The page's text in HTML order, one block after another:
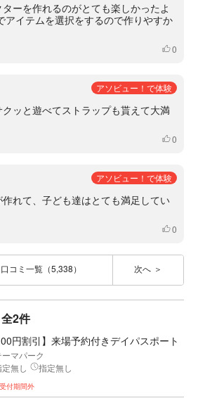
ーを作れるのがとても楽しかったよ
アイテムを選択をするので作りやすか
いいね
0
アソビュー！で体験
ッと遊べてストラップも貰えて大満
いいね
0
アソビュー！で体験
れて、子ども達はとても満足してい
いいね
0
口コミ一覧（5,338） 次へ
全2件
円割引】来場予約付きデイパスポート
ーマパーク
無し
指定無し
付期間外